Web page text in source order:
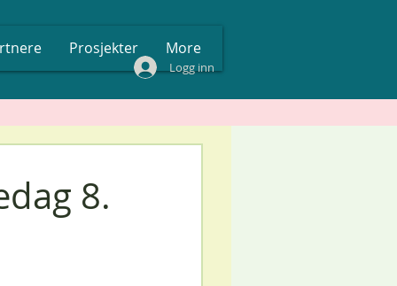
Prosjekter More
Logg inn
8.